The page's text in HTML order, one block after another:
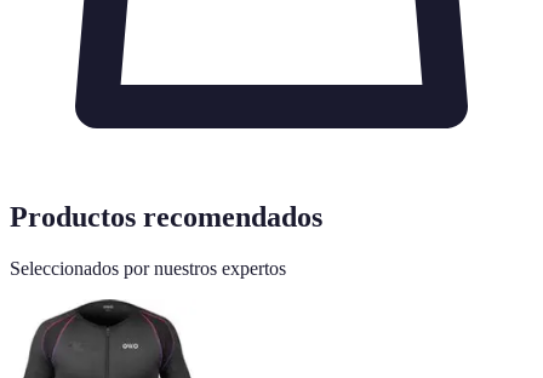
Productos recomendados
Seleccionados por nuestros expertos